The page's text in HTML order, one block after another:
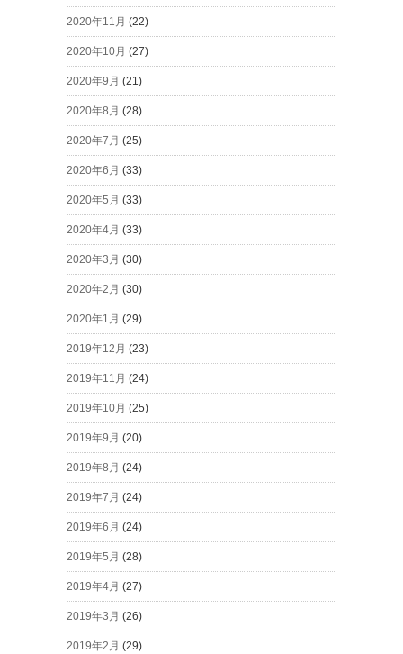
2020年11月 (22)
2020年10月 (27)
2020年9月 (21)
2020年8月 (28)
2020年7月 (25)
2020年6月 (33)
2020年5月 (33)
2020年4月 (33)
2020年3月 (30)
2020年2月 (30)
2020年1月 (29)
2019年12月 (23)
2019年11月 (24)
2019年10月 (25)
2019年9月 (20)
2019年8月 (24)
2019年7月 (24)
2019年6月 (24)
2019年5月 (28)
2019年4月 (27)
2019年3月 (26)
2019年2月 (29)